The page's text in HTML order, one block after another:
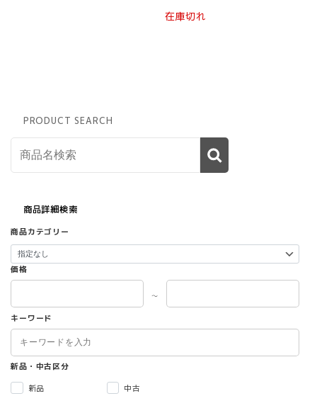
在庫切れ
PRODUCT SEARCH
商品詳細検索
商品カテゴリー
価格
～
キーワード
新品・中古区分
新品
中古